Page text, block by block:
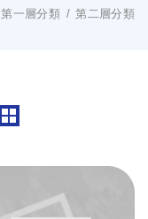
第一層分類 第二層分類